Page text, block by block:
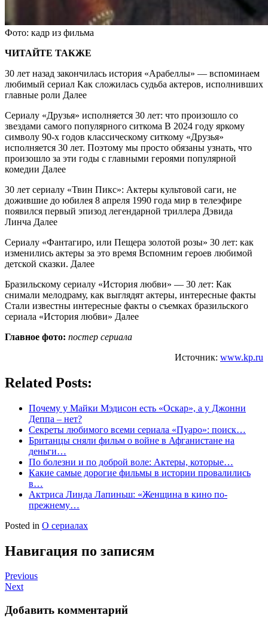
Фото: кадр из фильма
ЧИТАЙТЕ ТАКЖЕ
30 лет назад закончилась история «Арабеллы» — вспоминаем
любимый сериал Как сложилась судьба актеров, исполнивших
главные роли Далее
Сериалу «Друзья» исполняется 30 лет: что произошло со
звездами самого популярного ситкома В 2024 году яркому
символу 90-х годов классическому ситкому «Друзья»
исполняется 30 лет. Поэтому мы просто обязаны узнать, что
произошло за эти годы с главными героями популярной
комедии Далее
30 лет сериалу «Твин Пикс»: Актеры культовой саги, не
дожившие до юбилея 8 апреля 1990 года мир в телеэфире
появился первый эпизод легендарной триллера Дэвида
Линча Далее
Сериалу «Фантагиро, или Пещера золотой розы» 30 лет: как
изменились актеры за это время Вспомним героев любимой
детской сказки. Далее
Бразильскому сериалу «История любви» — 30 лет: Как
снимали мелодраму, как выглядят актеры, интересные факты
Стали известны интересные факты о съемках бразильского
сериала «История любви» Далее
Главное фото: постер сериала
Источник: www.kp.ru
Related Posts:
Почему у Майки Мэдисон есть «Оскар», а у Джонни
Деппа – нет?
Секреты любимого всеми сериала «Пуаро»: поиск…
Британцы сняли фильм о войне в Афганистане на
деньги…
По болезни и по доброй воле: Актеры, которые…
Какие самые дорогие фильмы в истории провалились
в…
Актриса Линда Лапиньш: «Женщина в кино по-
прежнему…
Posted in О сериалах
Навигация по записям
Previous
Next
Добавить комментарий